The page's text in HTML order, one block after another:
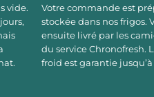
vide.
Votre commande est
stockée dans nos frigos.
ensuite livré par les
du service Chronofresh.
froid est garantie